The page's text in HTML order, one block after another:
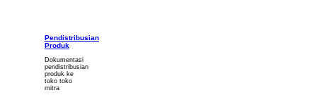
Pendistribusian
Produk
Dokumentasi
pendistribusian
produk ke
toko toko
mitra